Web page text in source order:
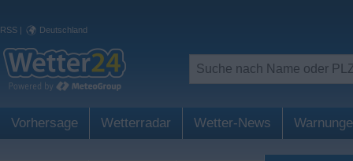
RSS | Deutschland
Vorhersage Wetterradar Wetter-News